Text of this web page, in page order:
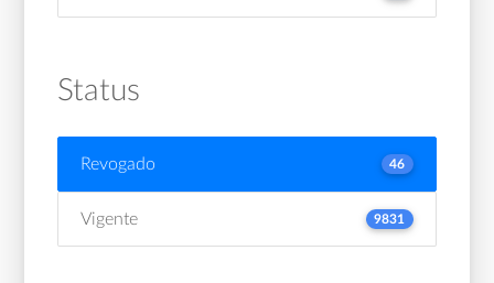
Status
Revogado 46
Vigente 9831